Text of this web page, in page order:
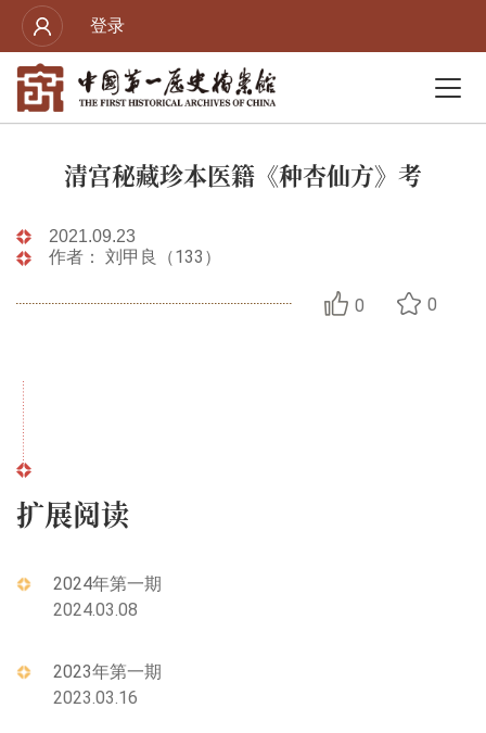
登录
清宫秘藏珍本医籍《种杏仙方》考
2021.09.23
作者： 刘甲良（133）
0 0
扩展阅读
2024年第一期
2024.03.08
2023年第一期
2023.03.16